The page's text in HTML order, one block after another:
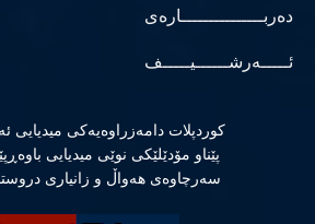
دەربـــــــــــــــارەی
ئـــــەرشــــــیـــــف
كوردپلات دامەزراوەیەكی میدیایی
پێناو مۆدێلێكی نوێی میدیایی
سەرچاوەی هەواڵ و زانیاری